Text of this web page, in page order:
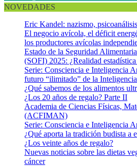
NOVEDADES
Eric Kandel: nazismo,
El negocio avícola, el déficit
los productores avícolas
Estado de la Seguridad
(SOFI) 2025: ¿Realidad
Serie: Consciencia e Inteligencia
futuro “ilimitado” de la
¿Qué sabemos de los alimentos
¿Los 20 años de regalo? Parte II
Academia de Ciencias Físicas,
(ACFIMAN)
Serie: Consciencia e Inteligencia
¿Qué aporta la tradición budista a
¿Los veinte años de regalo?
Nuevas noticias sobre las dietas
cáncer